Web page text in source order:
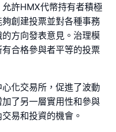
許HMX代幣持有者積極
創建投票並對各種事務
方向發表意見。治理模
合格參與者平等的投票
化交易所，促進了波動
了另一層實用性和參與
易和投資的機會。